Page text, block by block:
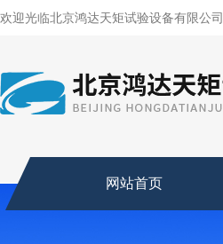
欢迎光临北京鸿达天矩试验设备有限公司
网站首页